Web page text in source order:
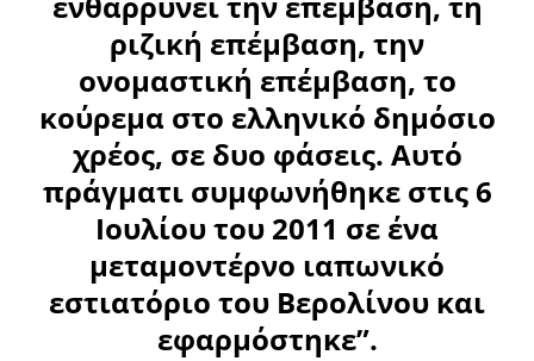
ριζική επέμβαση, την
ονομαστική επέμβαση, το
κούρεμα στο ελληνικό δημόσιο
χρέος, σε δυο φάσεις. Αυτό
πράγματι συμφωνήθηκε στις 6
Ιουλίου του 2011 σε ένα
μεταμοντέρνο ιαπωνικό
εστιατόριο του Βερολίνου και
εφαρμόστηκε”.